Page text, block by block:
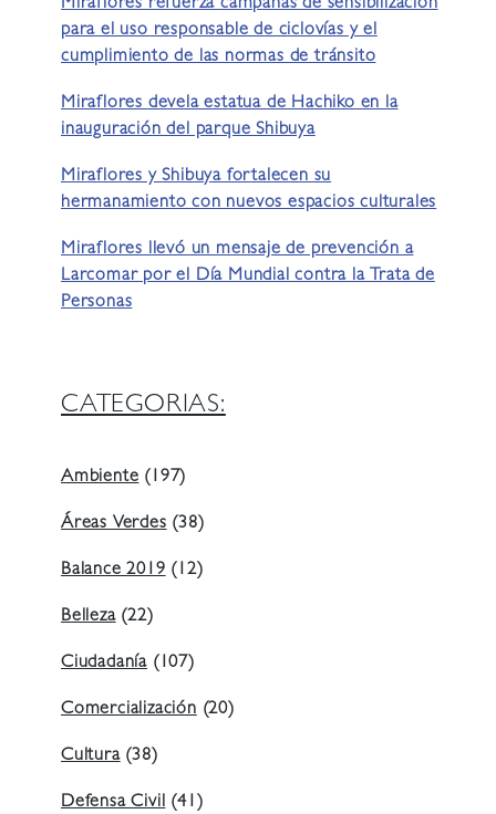
Miraflores refuerza campañas de sensibilización
para el uso responsable de ciclovías y el
cumplimiento de las normas de tránsito
Miraflores devela estatua de Hachiko en la
inauguración del parque Shibuya
Miraflores y Shibuya fortalecen su
hermanamiento con nuevos espacios culturales
Miraflores llevó un mensaje de prevención a
Larcomar por el Día Mundial contra la Trata de
Personas
CATEGORIAS:
Ambiente (197)
Áreas Verdes (38)
Balance 2019 (12)
Belleza(22)
Ciudadanía (107)
Comercialización (20)
Cultura(38)
Defensa Civil (41)